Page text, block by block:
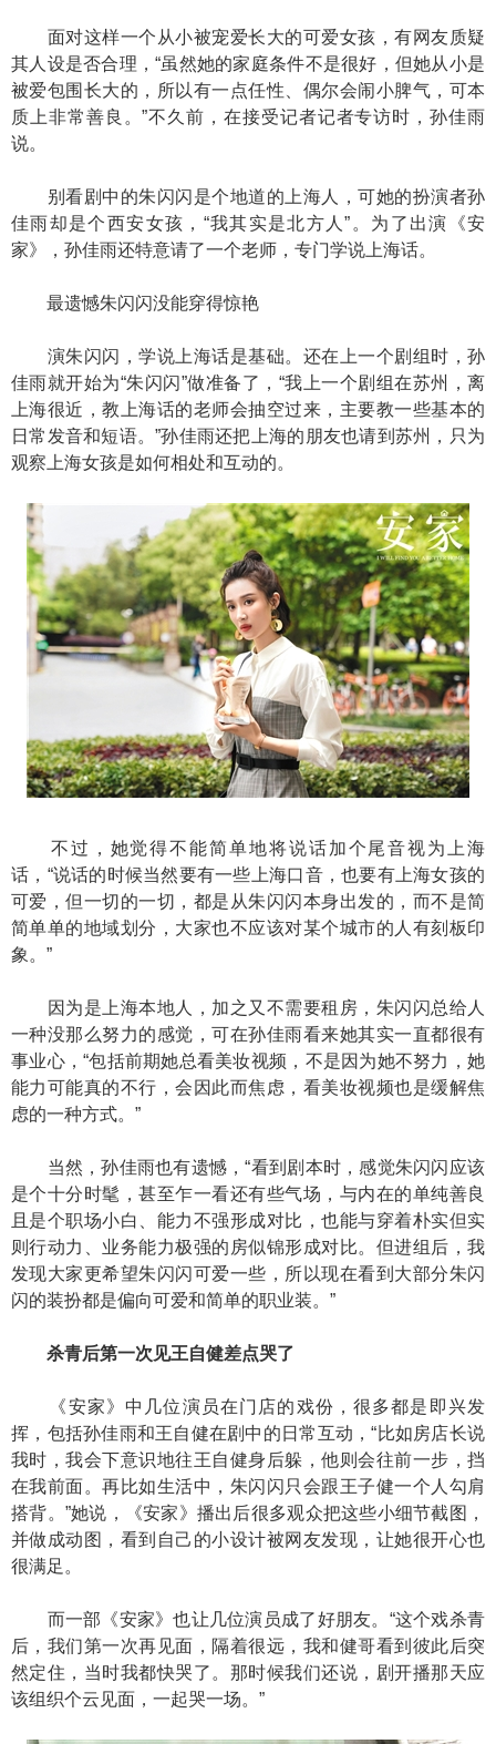
面对这样一个从小被宠爱长大的可爱女孩，有网友质疑
其人设是否合理，“虽然她的家庭条件不是很好，但她从小是
被爱包围长大的，所以有一点任性、偶尔会闹小脾气，可本
质上非常善良。”不久前，在接受记者记者专访时，孙佳雨
说。
别看剧中的朱闪闪是个地道的上海人，可她的扮演者孙
佳雨却是个西安女孩，“我其实是北方人”。为了出演《安
家》，孙佳雨还特意请了一个老师，专门学说上海话。
最遗憾朱闪闪没能穿得惊艳
演朱闪闪，学说上海话是基础。还在上一个剧组时，孙
佳雨就开始为“朱闪闪”做准备了，“我上一个剧组在苏州，离
上海很近，教上海话的老师会抽空过来，主要教一些基本的
日常发音和短语。”孙佳雨还把上海的朋友也请到苏州，只为
观察上海女孩是如何相处和互动的。
不过，她觉得不能简单地将说话加个尾音视为上海
话，“说话的时候当然要有一些上海口音，也要有上海女孩的
可爱，但一切的一切，都是从朱闪闪本身出发的，而不是简
简单单的地域划分，大家也不应该对某个城市的人有刻板印
象。”
因为是上海本地人，加之又不需要租房，朱闪闪总给人
一种没那么努力的感觉，可在孙佳雨看来她其实一直都很有
事业心，“包括前期她总看美妆视频，不是因为她不努力，她
能力可能真的不行，会因此而焦虑，看美妆视频也是缓解焦
虑的一种方式。”
当然，孙佳雨也有遗憾，“看到剧本时，感觉朱闪闪应该
是个十分时髦，甚至乍一看还有些气场，与内在的单纯善良
且是个职场小白、能力不强形成对比，也能与穿着朴实但实
则行动力、业务能力极强的房似锦形成对比。但进组后，我
发现大家更希望朱闪闪可爱一些，所以现在看到大部分朱闪
闪的装扮都是偏向可爱和简单的职业装。”
杀青后第一次见王自健差点哭了
《安家》中几位演员在门店的戏份，很多都是即兴发
挥，包括孙佳雨和王自健在剧中的日常互动，“比如房店长说
我时，我会下意识地往王自健身后躲，他则会往前一步，挡
在我前面。再比如生活中，朱闪闪只会跟王子健一个人勾肩
搭背。”她说，《安家》播出后很多观众把这些小细节截图，
并做成动图，看到自己的小设计被网友发现，让她很开心也
很满足。
而一部《安家》也让几位演员成了好朋友。“这个戏杀青
后，我们第一次再见面，隔着很远，我和健哥看到彼此后突
然定住，当时我都快哭了。那时候我们还说，剧开播那天应
该组织个云见面，一起哭一场。”